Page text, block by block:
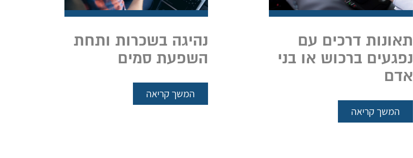
תאונות דרכים עם
נפגעים ברכוש או בני
אדם
המשך קריאה
נהיגה בשכרות ותחת
השפעת סמים
המשך קריאה